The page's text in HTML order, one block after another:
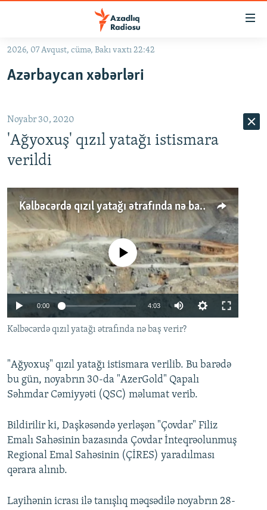
Əsas
qayıt
qayıt
Axtarışa
#ƏSLINDƏ
FƏRQƏ BAX
ARAŞDIRMA
MULTIMEDIA
VIDEO
FOTOQALEREYA
İNFOQRAFIKA
RADIO ARXIV
OXU ZALI
AZƏRBAYCAN ƏDƏBIYYATI KITABXANASI
İSLAM VƏ DEMOKRATIYA
HAQQIMIZDA
MISSIYAMIZ
PEŞƏ ETIKASI VƏ JURNALISTIKA STANDARTLARIMIZ
BIZIMLƏ ƏLAQƏ
XƏBƏR BÜLLETENLƏRIMIZ
BIZI IZLƏ
2026, 07 Avqust, cümə, Bakı vaxtı 22:42
Azərbaycan xəbərləri
Noyabr 30, 2020
'Ağyoxuş' qızıl yatağı istismara
verildi
Kəlbəcərdə qızıl yatağı ətrafında nə baş verir?
Auto 240p 360p 480p
720p 1080p
No media source currently available
0:00 4:03
480p
720p
Kəlbəcərdə qızıl yatağı ətrafında nə baş verir?
"Ağyoxuş" qızıl yatağı istismara verilib. Bu barədə
bu gün, noyabrın 30-da "AzerGold" Qapalı
Səhmdar Cəmiyyəti (QSC) məlumat verib.
Bildirilir ki, Daşkəsəndə yerləşən "Çovdar" Filiz
Emalı Sahəsinin bazasında Çovdar İnteqrəolunmuş
Regional Emal Sahəsinin (ÇİRES) yaradılması
qərara alınıb.
Layihənin icrası ilə tanışlıq məqsədilə noyabrın 28-